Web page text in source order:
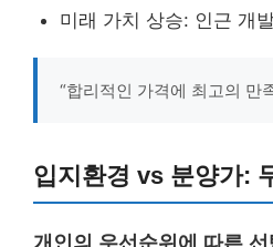
미래 가치 상승: 인근 개
“합리적인 가격에 최고의 만
입지환경 vs 분양가:
개인의 우선순위에 따른 선